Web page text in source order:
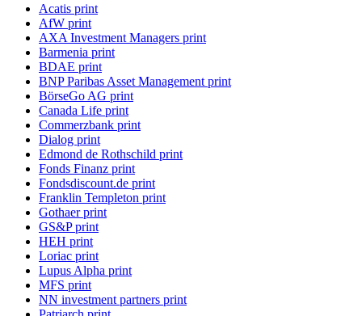
Acatis print
AfW print
AXA Investment Managers print
Barmenia print
BDAE print
BNP Paribas Asset Management print
BörseGo AG print
Canada Life print
Commerzbank print
Dialog print
Edmond de Rothschild print
Fonds Finanz print
Fondsdiscount.de print
Franklin Templeton print
Gothaer print
GS&P print
HEH print
Loriac print
Lupus Alpha print
MFS print
NN investment partners print